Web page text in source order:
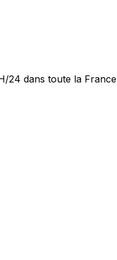
24 dans toute la France